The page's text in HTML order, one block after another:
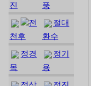
진
풍
전
천후
절대
환수
정경
목
정기
용